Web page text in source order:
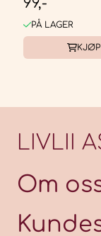
PÅ LAGER
KJØP
LIVLII
LIVLII er en
har en god
produkter til
Om
LIVLII AS